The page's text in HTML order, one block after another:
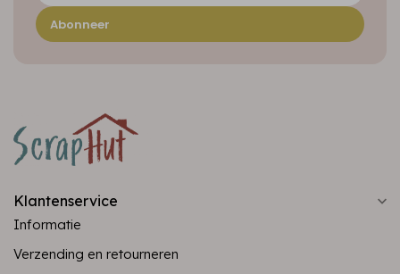
Abonneer
Klantenservice
Informatie
Verzending en retourneren